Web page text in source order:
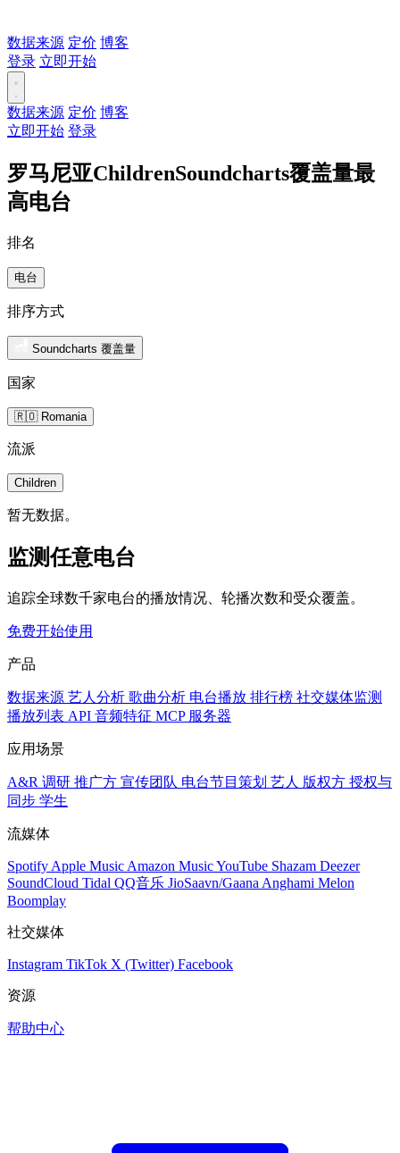
数据来源 定价 博客
登录 立即开始
数据来源 定价 博客
立即开始 登录
罗马尼亚ChildrenSoundcharts覆盖量最
高电台
排名
电台
排序方式
Soundcharts 覆盖量
国家
🇷🇴 Romania
流派
Children
暂无数据。
监测任意电台
追踪全球数千家电台的播放情况、轮播次数和受众覆盖。
免费开始使用
产品
数据来源 艺人分析 歌曲分析 电台播放 排行榜 社交媒体监测
播放列表 API 音频特征 MCP 服务器
应用场景
A&R 调研 推广方 宣传团队 电台节目策划 艺人 版权方 授权与
同步 学生
流媒体
Spotify Apple Music Amazon MusicYouTube Shazam Deezer
SoundCloud Tidal QQ音乐 JioSaavn/Gaana Anghami Melon
Boomplay
社交媒体
Instagram TikTok X (Twitter) Facebook
资源
帮助中心